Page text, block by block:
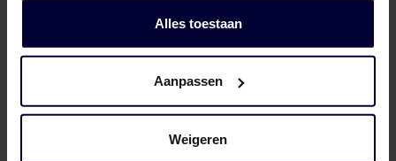
Alles toestaan
Aanpassen
Weigeren
Dozen – Varken